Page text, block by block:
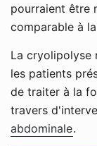
pourraient être
comparable à
La cryolipolyse
les patients
de traiter à la
travers
abdominale.